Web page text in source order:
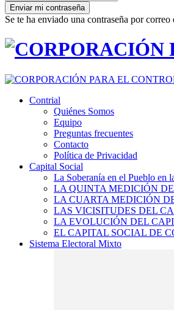
Se te ha enviado una contraseña por correo
Contrial
Quiénes Somos
Equipo
Preguntas frecuentes
Contacto
Política de Privacidad
Capital Social
La Soberanía en el Pueblo en
LA QUINTA MEDICIÓN
LA CUARTA MEDICIÓN
LAS VICISITUDES DEL
LA EVOLUCIÓN DEL
EL CAPITAL SOCIAL DE
Sistema Electoral Mixto